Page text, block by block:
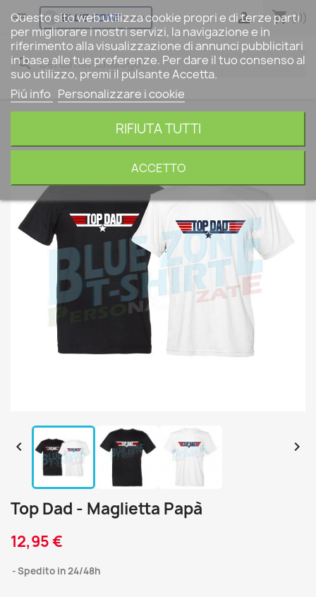
 shopping_cart(0)

search
Questo sito web utilizza cookie propri e di terze parti
per migliorare i nostri servizi, la navigazione e in
riferimento alla visualizzazione di annunci pubblicitari
in base alle tue preferenze. Per dare il tuo consenso al
suo utilizzo, premi il pulsante Accetta.
Piú info Personalizzare i cookie
RIFIUTA TUTTI
ACCETTO
 
Top Dad - Maglietta Papà
12,95 €
Spedito in 24/48h